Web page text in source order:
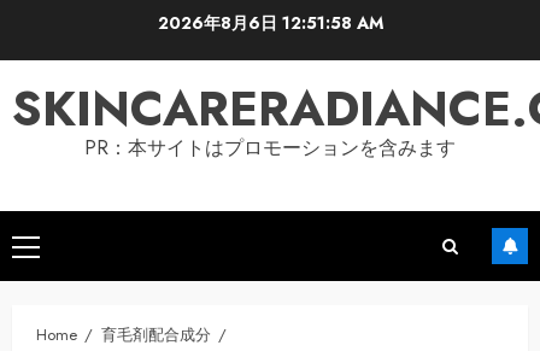
2026年8月6日 12:51:59 AM
PR：本サイトはプロモーションを含みます
Primary
Menu
Home 育毛剤配合成分